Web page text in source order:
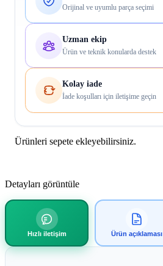
Orijinal ve uyumlu parça seçimi
Uzman ekip
Ürün ve teknik konularda destek
Kolay iade
İade koşulları için iletişime geçin
Ürünleri sepete ekleyebilirsiniz.
Detayları görüntüle
Hızlı iletişim Ürün açıklaması